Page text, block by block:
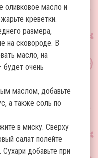
оливковое масло и
креветки.
размера,
на сковороде. В
масло, на
будет очень
маслом, добавьте
а также соль по
в миску. Сверху
салат полейте
добавьте при